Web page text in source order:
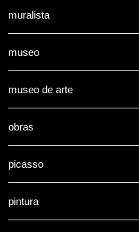
muralista
museo
museo de arte
obras
picasso
pintura